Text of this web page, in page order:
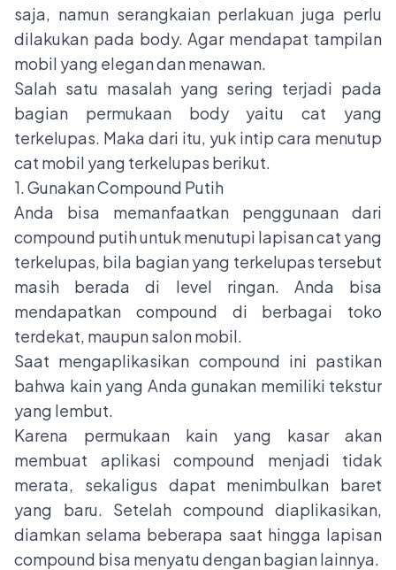
saja, namun serangkaian perlakuan juga perlu
dilakukan pada body. Agar mendapat tampilan
mobil yang elegan dan menawan.
Salah satu masalah yang sering terjadi pada
bagian permukaan body yaitu cat yang
terkelupas. Maka dari itu, yuk intip cara menutup
cat mobil yang terkelupas berikut.
1. Gunakan Compound Putih
Anda bisa memanfaatkan penggunaan dari
compound putih untuk menutupi lapisan cat yang
terkelupas, bila bagian yang terkelupas tersebut
masih berada di level ringan. Anda bisa
mendapatkan compound di berbagai toko
terdekat, maupun salon mobil.
Saat mengaplikasikan compound ini pastikan
bahwa kain yang Anda gunakan memiliki tekstur
yang lembut.
Karena permukaan kain yang kasar akan
membuat aplikasi compound menjadi tidak
merata, sekaligus dapat menimbulkan baret
yang baru. Setelah compound diaplikasikan,
diamkan selama beberapa saat hingga lapisan
compound bisa menyatu dengan bagian lainnya.